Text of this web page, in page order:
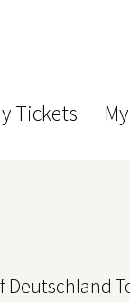
Tickets
Deutschland